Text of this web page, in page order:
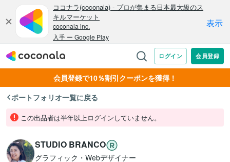
会員登録で10％割引クーポンを獲得！
ポートフォリオ一覧に戻る
この出品者は半年以上ログインしていません。
STUDIO BRANCO
グラフィック・Webデザイナー